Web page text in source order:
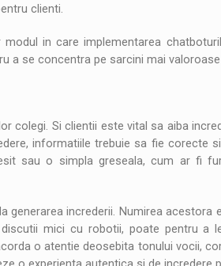
clienti.
in care implementarea
a se concentra pe sarcini mai
colegi. Si clientii este vital sa aiba
informatiile trebuie sa fie corecte
sau o simpla greseala, cum ar fi
generarea increderii. Numirea acestora
mici cu robotii, poate pentru a
o atentie deosebita tonului vocii,